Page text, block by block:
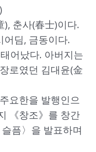
춘사(春士)이다.
어딤, 금동이다.
어났다. 아버지는
로였던 김대윤(金
요한을 발행인으
《창조》를 창간
픔〉을 발표하며